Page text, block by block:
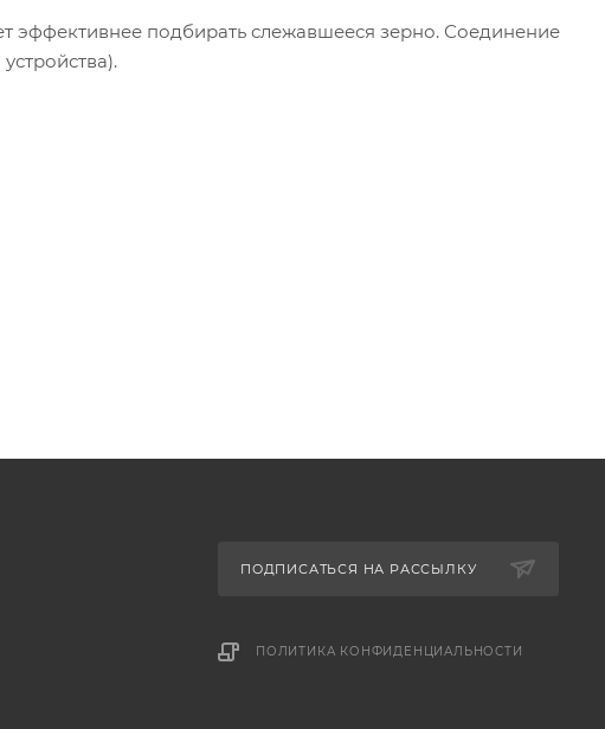
эффективнее подбирать слежавшееся зерно. Соединение
ПОДПИСАТЬСЯ НА РАССЫЛКУ
ПОЛИТИКА КОНФИДЕНЦИАЛЬНОСТИ